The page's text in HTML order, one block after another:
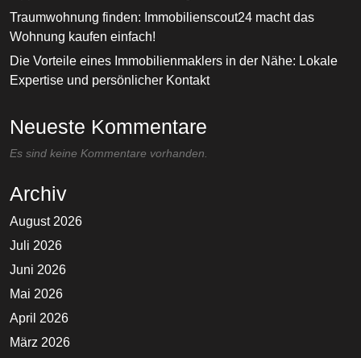
Traumwohnung finden: Immobilienscout24 macht das
Wohnung kaufen einfach!
Die Vorteile eines Immobilienmaklers in der Nähe: Lokale
Expertise und persönlicher Kontakt
Neueste Kommentare
Es sind keine Kommentare vorhanden.
Archiv
August 2026
Juli 2026
Juni 2026
Mai 2026
April 2026
März 2026